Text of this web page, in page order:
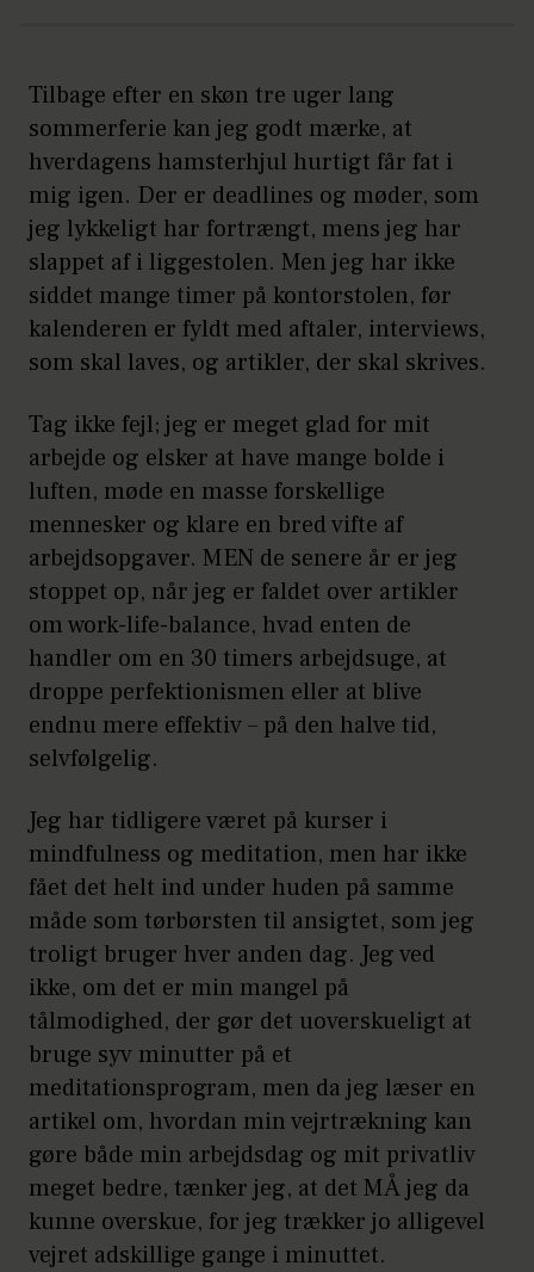
Tilbage efter en skøn tre uger lang
sommerferie kan jeg godt mærke, at
hverdagens hamsterhjul hurtigt får fat i
mig igen. Der er deadlines og møder, som
jeg lykkeligt har fortrængt, mens jeg har
slappet af i liggestolen. Men jeg har ikke
siddet mange timer på kontorstolen, før
kalenderen er fyldt med aftaler, interviews,
som skal laves, og artikler, der skal skrives.
Tag ikke fejl; jeg er meget glad for mit
arbejde og elsker at have mange bolde i
luften, møde en masse forskellige
mennesker og klare en bred vifte af
arbejdsopgaver. MEN de senere år er jeg
stoppet op, når jeg er faldet over artikler
om work-life-balance, hvad enten de
handler om en 30 timers arbejdsuge, at
droppe perfektionismen eller at blive
endnu mere effektiv – på den halve tid,
selvfølgelig.
Jeg har tidligere været på kurser i
mindfulness og meditation, men har ikke
fået det helt ind under huden på samme
måde som tørbørsten til ansigtet, som jeg
troligt bruger hver anden dag. Jeg ved
ikke, om det er min mangel på
tålmodighed, der gør det uoverskueligt at
bruge syv minutter på et
meditationsprogram, men da jeg læser en
artikel om, hvordan min vejrtrækning kan
gøre både min arbejdsdag og mit privatliv
meget bedre, tænker jeg, at det MÅ jeg da
kunne overskue, for jeg trækker jo alligevel
vejret adskillige gange i minuttet.